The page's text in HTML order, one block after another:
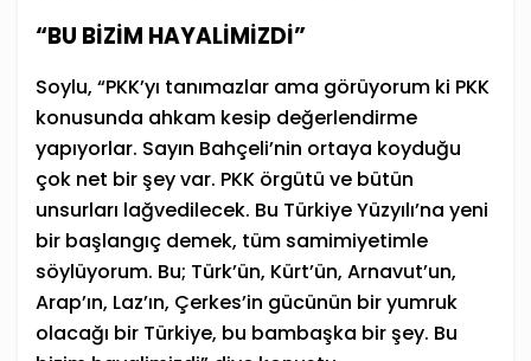
“BU BİZİM HAYALİMİZDİ”
Soylu, “PKK’yı tanımazlar ama görüyorum ki PKK
konusunda ahkam kesip değerlendirme
yapıyorlar. Sayın Bahçeli’nin ortaya koyduğu
çok net bir şey var. PKK örgütü ve bütün
unsurları lağvedilecek. Bu Türkiye Yüzyılı’na yeni
bir başlangıç demek, tüm samimiyetimle
söylüyorum. Bu; Türk’ün, Kürt’ün, Arnavut’un,
Arap’ın, Laz’ın, Çerkes’in gücünün bir yumruk
olacağı bir Türkiye, bu bambaşka bir şey. Bu